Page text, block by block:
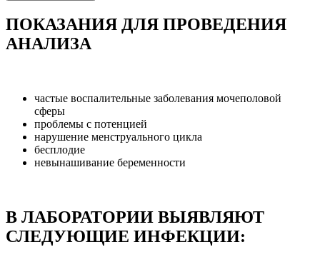
ПОКАЗАНИЯ ДЛЯ ПРОВЕДЕНИЯ
АНАЛИЗА
частые воспалительные заболевания мочеполовой
сферы
проблемы с потенцией
нарушение менструального цикла
бесплодие
невынашивание беременности
В ЛАБОРАТОРИИ ВЫЯВЛЯЮТ
СЛЕДУЮЩИЕ ИНФЕКЦИИ: